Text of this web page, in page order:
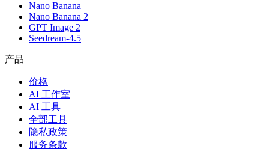
Nano Banana
Nano Banana 2
GPT Image 2
Seedream-4.5
产品
价格
AI 工作室
AI 工具
全部工具
隐私政策
服务条款